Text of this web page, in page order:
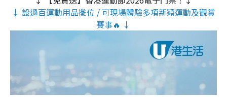
↓ 設過百運動用品攤位 / 可現場體驗多項新穎運動及觀賞
賽事🔥 ↓